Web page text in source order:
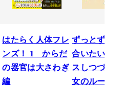
はたらく人体フレ
ンズ！ 1 からだ
の器官は大さわぎ
編
ずっとずっ
合いたい セ
スしつづけ
女のルール